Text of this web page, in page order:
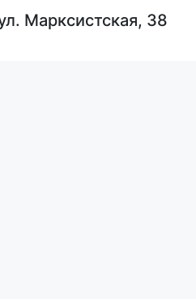
Марксистская, 38